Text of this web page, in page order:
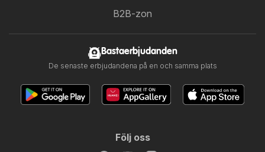
B2B-zon
Bastaerbjudanden
De senaste erbjudandena på en och samma plats
Följ oss